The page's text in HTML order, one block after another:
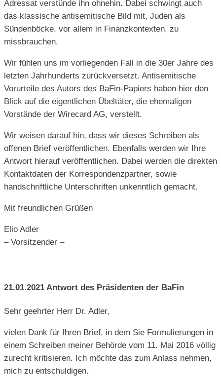
Adressat verstünde ihn ohnehin. Dabei schwingt auch
das klassische antisemitische Bild mit, Juden als
Sündenböcke, vor allem in Finanzkontexten, zu
missbrauchen.
Wir fühlen uns im vorliegenden Fall in die 30er Jahre des
letzten Jahrhunderts zurückversetzt. Antisemitische
Vorurteile des Autors des BaFin-Papiers haben hier den
Blick auf die eigentlichen Übeltäter, die ehemaligen
Vorstände der Wirecard AG, verstellt.
Wir weisen darauf hin, dass wir dieses Schreiben als
offenen Brief veröffentlichen. Ebenfalls werden wir Ihre
Antwort hierauf veröffentlichen. Dabei werden die direkten
Kontaktdaten der Korrespondenzpartner, sowie
handschriftliche Unterschriften unkenntlich gemacht.
Mit freundlichen Grüßen
Elio Adler
– Vorsitzender –
21.01.2021 Antwort des Präsidenten der BaFin
Sehr geehrter Herr Dr. Adler,
vielen Dank für Ihren Brief, in dem Sie Formulierungen in
einem Schreiben meiner Behörde vom 11. Mai 2016 völlig
zurecht kritisieren. Ich möchte das zum Anlass nehmen,
mich zu entschuldigen.